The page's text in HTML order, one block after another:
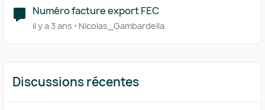
Numéro facture export FEC
il y a 3 ans Nicolas_Gambardella
Discussions récentes